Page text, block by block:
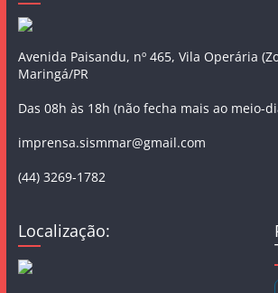
Avenida Paisandu, nº 465, Vila Operária
Maringá/PR
Das 08h às 18h (não fecha mais ao meio-
imprensa.sismmar@gmail.com
(44) 3269-1782
Localização: